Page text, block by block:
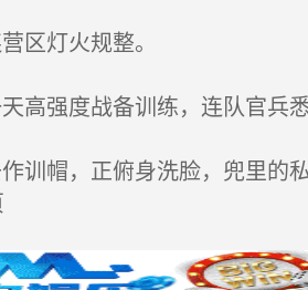
区灯火规整。
高强度战备训练，连队官兵
训帽，正俯身洗脸，兜里的